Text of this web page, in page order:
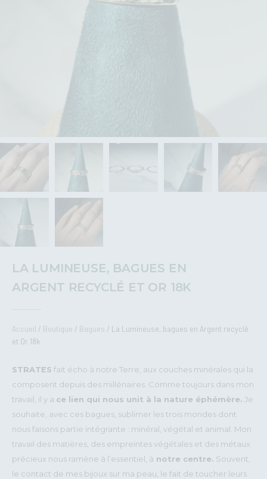
LA LUMINEUSE, BAGUES EN
ARGENT RECYCLÉ ET OR 18K
Accueil / Boutique / Bagues / La Lumineuse, bagues en Argent recyclé
et Or 18k
STRATES fait écho à notre Terre, aux couches minérales qui la
composent depuis des millénaires. Comme toujours dans mon
travail, il y a ce lien qui nous unit à la nature éphémère. Je
souhaite, avec ces bagues, sublimer les trois mondes dont
nous faisons partie intégrante : minéral, végétal et animal. Mon
travail des matières, des empreintes végétales et des métaux
précieux nous ramène à l’essentiel, à notre centre. Souvent,
le contact de mes bijoux sur ma peau, le fait de toucher leurs